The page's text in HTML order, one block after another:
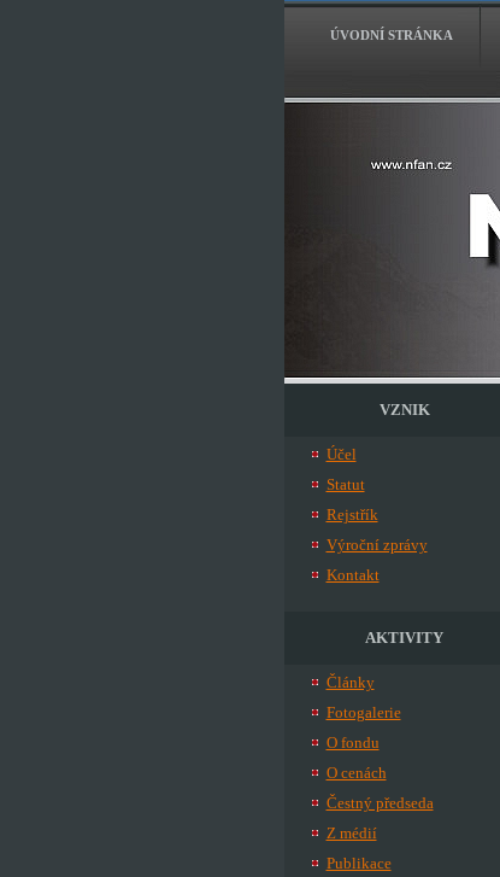
ÚVODNÍ STRÁNKA
VZNIK
Účel
Statut
Rejstřík
Výroční zprávy
Kontakt
AKTIVITY
Články
Fotogalerie
O fondu
O cenách
Čestný předseda
Z médií
Publikace